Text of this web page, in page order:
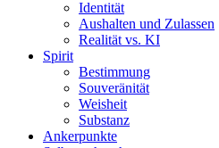
Identität
Aushalten und Zulassen
Realität vs. KI
Spirit
Bestimmung
Souveränität
Weisheit
Substanz
Ankerpunkte